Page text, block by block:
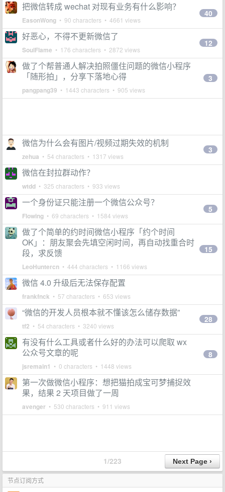
把微信转成 wechat 对现有业务有什么影响？
EasonWong • 90 characters • 4661 views
40
好恶心，不得不更新微信了
SoulFlame • 176 characters • 2872 views
12
做了个帮普通人解决拍照僵住问题的微信小程序
「随形拍」，分享下落地心得
pangpang39 • 1443 characters • 905 views
3
微信为什么会有图片/视频过期失效的机制
zehua • 54 characters • 1317 views
3
微信在封拉群动作？
wtdd • 325 characters • 933 views
一个身份证只能注册一个微信公众号？
Flowing • 69 characters • 1584 views
5
做了个简单的约时间微信小程序「约个时间
OK」：朋友聚会先填空闲时间，再自动找重合时
段，求反馈
LeoHuntercn • 444 characters • 1166 views
15
微信 4.0 升级后无法保存配置
frankfnck • 57 characters • 653 views
“微信的开发人员根本就不懂该怎么储存数据”
tf2 • 54 characters • 3240 views
28
有没有什么工具或者什么好的办法可以爬取 wx
公众号文章的呢
jsremain1 • 0 characters • 1448 views
8
第一次做微信小程序：想把猫拍成宝可梦捕捉效
果，结果 2 天项目做了一周
avenger • 530 characters • 911 views
1/223
节点订阅方式